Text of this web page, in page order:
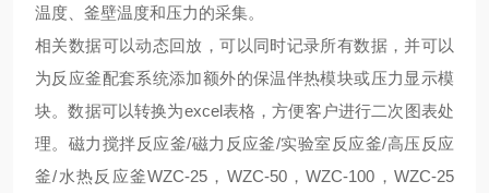
温度、釜壁温度和压力的采集。
相关数据可以动态回放，可以同时记录所有数据，并可以
为反应釜配套系统添加额外的保温伴热模块或压力显示模
块。数据可以转换为excel表格，方便客户进行二次图表处
理。磁力搅拌反应釜/磁力反应釜/实验室反应釜/高压反应
釜/水热反应釜WZC-25，WZC-50，WZC-100，WZC-25